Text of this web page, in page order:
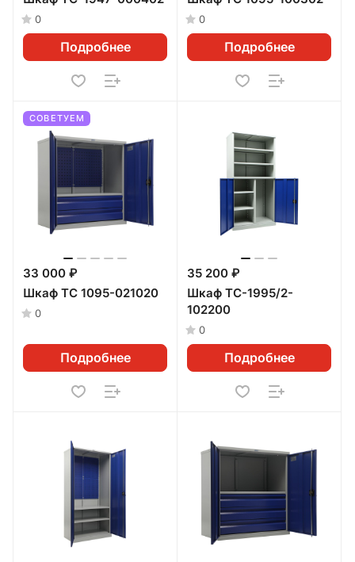
0
Подробнее
0
Подробнее
СОВЕТУЕМ
33 000 ₽
Шкаф ТС 1095-021020
0
Подробнее
35 200 ₽
Шкаф TC-1995/2-
102200
0
Подробнее